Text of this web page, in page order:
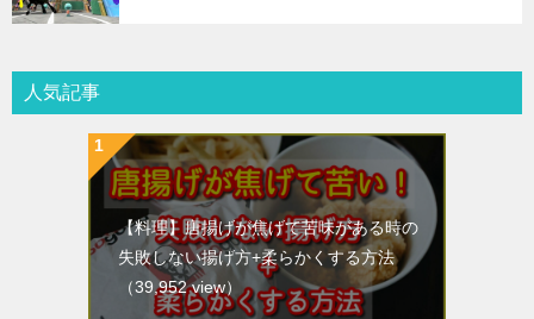
人気記事
【料理】唐揚げが焦げて苦味がある時の
失敗しない揚げ方+柔らかくする方法
（39,952 view）